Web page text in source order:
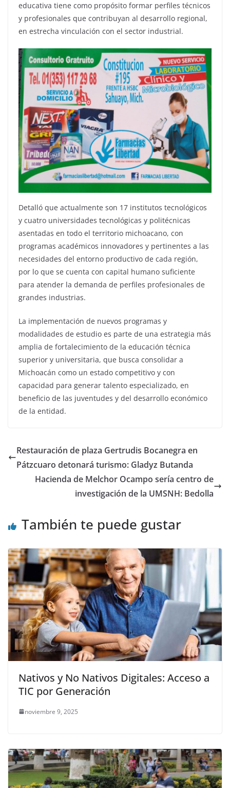
educativa tiene como propósito formar perfiles técnicos
y profesionales que contribuyan al desarrollo regional,
en estrecha vinculación con el sector industrial.
Detalló que actualmente son 17 institutos tecnológicos
y cuatro universidades tecnológicas y politécnicas
asentadas en todo el territorio michoacano, con
programas académicos innovadores y pertinentes a las
necesidades del entorno productivo de cada región,
por lo que se cuenta con capital humano suficiente
para atender la demanda de perfiles profesionales de
grandes industrias.
La implementación de nuevos programas y
modalidades de estudio es parte de una estrategia más
amplia de fortalecimiento de la educación técnica
superior y universitaria, que busca consolidar a
Michoacán como un estado competitivo y con
capacidad para generar talento especializado, en
beneficio de las juventudes y del desarrollo económico
de la entidad.
Restauración de plaza Gertrudis Bocanegra en
Pátzcuaro detonará turismo: Gladyz Butanda
Hacienda de Melchor Ocampo sería centro de
investigación de la UMSNH: Bedolla
También te puede gustar
Nativos y No Nativos Digitales: Acceso a
TIC por Generación
noviembre 9, 2025